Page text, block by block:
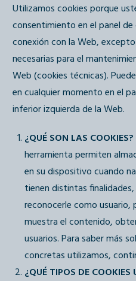
Utilizamos cookies porque
consentimiento en el panel
conexión con la Web,
necesarias para el
Web (cookies técnicas).
en cualquier momento en el
inferior izquierda de la Web.
¿QUÉ SON LAS COOKIES?
herramienta permiten
en su dispositivo cuando
tienen distintas
reconocerle como usuario,
muestra el contenido,
usuarios. Para saber más
concretas utilizamos,
¿QUÉ TIPOS DE